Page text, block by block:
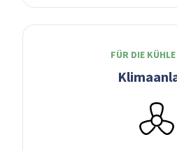
FÜR DIE